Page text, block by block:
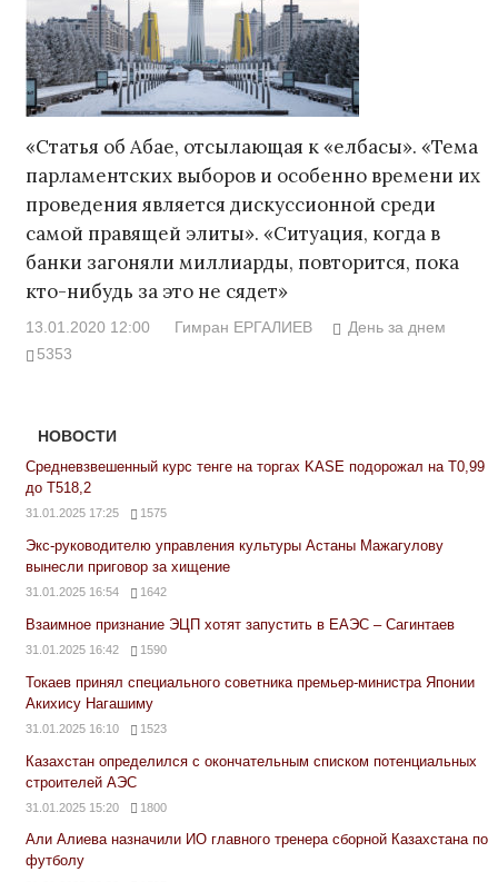
«Статья об Абае, отсылающая к «елбасы». «Тема
парламентских выборов и особенно времени их
проведения является дискуссионной среди
самой правящей элиты». «Ситуация, когда в
банки загоняли миллиарды, повторится, пока
кто-нибудь за это не сядет»
13.01.2020 12:00 Гимран ЕРГАЛИЕВ
День за днем
5353
НОВОСТИ
Средневзвешенный курс тенге на торгах KASE подорожал на Т0,99
до Т518,2
31.01.2025 17:25 1575
Экс-руководителю управления культуры Астаны Мажагулову
вынесли приговор за хищение
31.01.2025 16:54 1642
Взаимное признание ЭЦП хотят запустить в ЕАЭС – Сагинтаев
31.01.2025 16:42 1590
Токаев принял специального советника премьер-министра Японии
Акихису Нагашиму
31.01.2025 16:10 1523
Казахстан определился с окончательным списком потенциальных
строителей АЭС
31.01.2025 15:20 1800
Али Алиева назначили ИО главного тренера сборной Казахстана по
футболу